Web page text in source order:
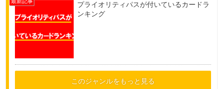
プライオリティパスが付いているカードラ
ンキング
このジャンルをもっと見る